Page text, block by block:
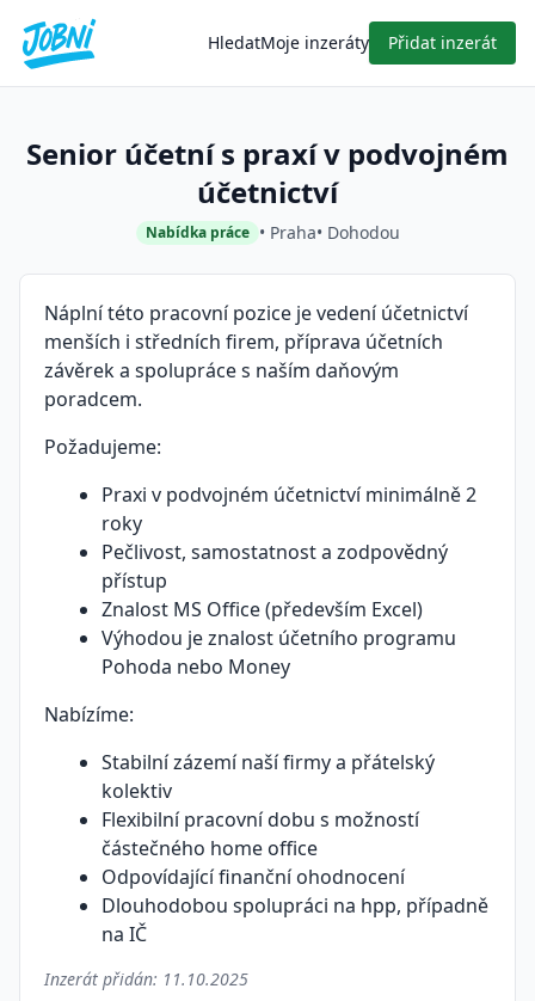
HledatMoje inzeráty Přidat inzerát
Senior účetní s praxí v podvojném
účetnictví
Nabídka práce • Praha• Dohodou
Náplní této pracovní pozice je vedení účetnictví
menších i středních firem, příprava účetních
závěrek a spolupráce s naším daňovým
poradcem.
Požadujeme:
Praxi v podvojném účetnictví minimálně 2
roky
Pečlivost, samostatnost a zodpovědný
přístup
Znalost MS Office (především Excel)
Výhodou je znalost účetního programu
Pohoda nebo Money
Nabízíme:
Stabilní zázemí naší firmy a přátelský
kolektiv
Flexibilní pracovní dobu s možností
částečného home office
Odpovídající finanční ohodnocení
Dlouhodobou spolupráci na hpp, případně
na IČ
Inzerát přidán: 11.10.2025